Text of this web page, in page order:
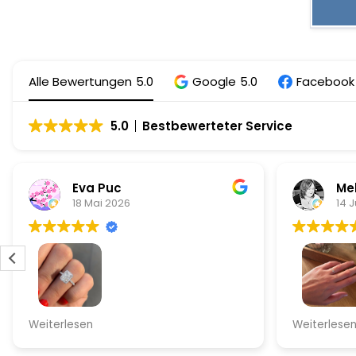
Alle Bewertungen 5.0 Google 5.0 Facebook
5.0 Bestbewerteter Service
Eva Puc
18 Mai 2026
Alles perfekt gelaufen inkl vip Service
Weiterlesen
14
Zierlicher
Weiterlesen